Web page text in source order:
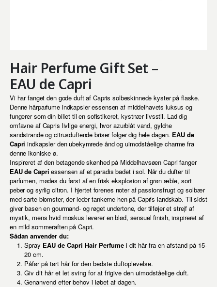
Hair Perfume Gift Set –
EAU de Capri
Vi har fanget den gode duft af Capris solbeskinnede kyster på flaske.
Denne hårparfume indkapsler essensen af middelhavets luksus og
fungerer som din billet til en sofistikeret, kystnær livsstil. Lad dig
omfavne af Capris livlige energi, hvor azurblåt vand, gyldne
sandstrande og citrusduftende briser følger dig hele dagen. EAU de
Capri indkapsler den ubekymrede ånd og uimodståelige charme fra
denne ikoniske ø.
Inspireret af den betagende skønhed på Middelhavsøen Capri fanger
EAU de Capri essensen af et paradis badet i sol. Når du dufter til
parfumen, mødes du først af en frisk eksplosion af grøn æble, sort
peber og syrlig citron. I hjertet forenes noter af passionsfrugt og solbær
med sarte blomster, der leder tankerne hen på Capris landskab. Til sidst
giver basen en gourmand- og røget undertone, der tilføjer et strejf af
mystik, mens hvid moskus leverer en blød, sensuel finish, inspireret af
en mild sommeraften på Capri.
Sådan anvender du:
Spray EAU de Capri Hair Perfumei dit hår fra en afstand på 15-
20 cm.
Påfør på tørt hår for den bedste duftoplevelse.
Giv dit hår et let sving for at frigive den uimodståelige duft.
Genanvend efter behov i løbet af dagen.